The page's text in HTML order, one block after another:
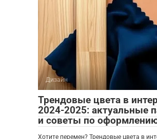
Дизайн
Трендовые цвета в
2024-2025: актуальные
и советы по
Хотите перемен? Трендовые цвета в